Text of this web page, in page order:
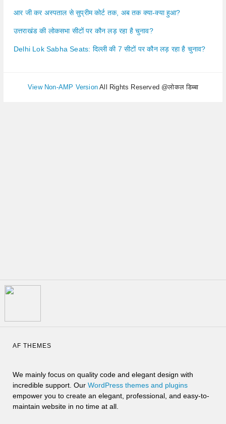
AF THEMES
We mainly focus on quality code and elegant design with
incredible support. Our WordPress themes and plugins
empower you to create an elegant, professional, and easy-to-
maintain website in no time at all.